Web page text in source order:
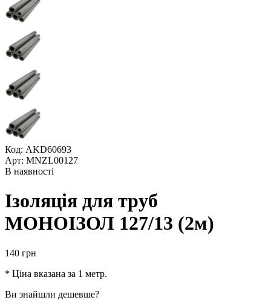
Код: AKD60693
Арт: MNZL00127
В наявності
Ізоляція для труб
МОНОІЗОЛ 127/13 (2м)
140 грн
* Ціна вказана за 1 метр.
Ви знайшли дешевше?